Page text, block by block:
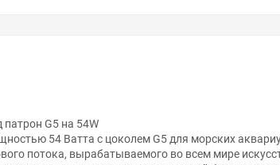
G5 на 54W
54 Ватта с цоколем G5 для морских
потока, вырабатываемого во всем мире